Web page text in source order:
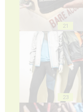
21
23